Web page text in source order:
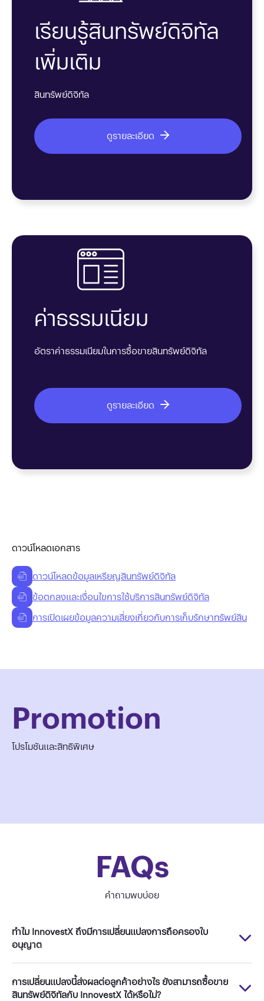
เรียนรู้สินทรัพย์ดิจิทัล
เพิ่มเติม
สินทรัพย์ดิจิทัล
ดูรายละเอียด
ค่าธรรมเนียม
อัตราค่าธรรมเนียมในการซื้อขายสินทรัพย์ดิจิทัล
ดูรายละเอียด
ดาวน์โหลดเอกสาร
ดาวน์โหลดข้อมูลเหรียญสินทรัพย์ดิจิทัล
ข้อตกลงและเงื่อนไขการใช้บริการสินทรัพย์ดิจิทัล
การเปิดเผยข้อมูลความเสี่ยงเกี่ยวกับการเก็บรักษาทรัพย์สิน
Promotion
โปรโมชันและสิทธิพิเศษ
FAQs
คำถามพบบ่อย
ทำไม InnovestX ถึงมีการเปลี่ยนแปลงการถือครองใบ
อนุญาต
การเปลี่ยนแปลงนี้ส่งผลต่อลูกค้าอย่างไร ยังสามารถซื้อขาย
สินทรัพย์ดิจิทัลกับ InnovestX ได้หรือไม่?